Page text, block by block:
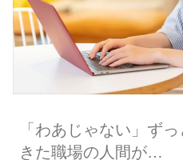
「わあじゃない」ず
きた職場の人間が…